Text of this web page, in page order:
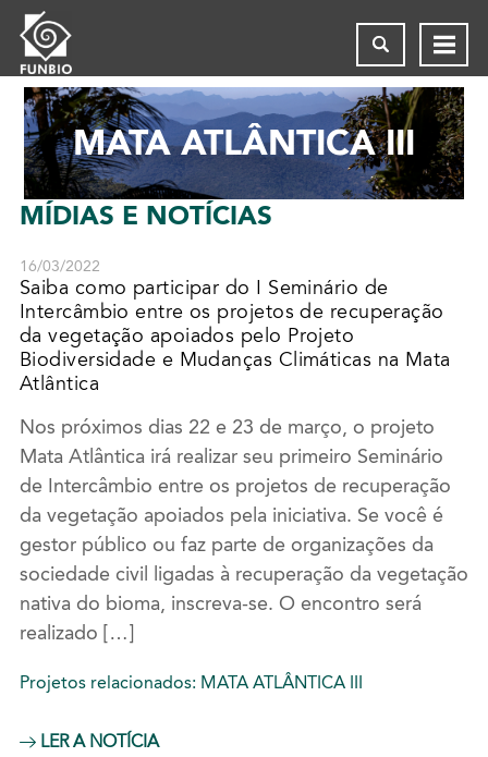
MATA ATLÂNTICA III
MÍDIAS E NOTÍCIAS
16/03/2022
Saiba como participar do I Seminário de
Intercâmbio entre os projetos de recuperação
da vegetação apoiados pelo Projeto
Biodiversidade e Mudanças Climáticas na Mata
Atlântica
Nos próximos dias 22 e 23 de março, o projeto
Mata Atlântica irá realizar seu primeiro Seminário
de Intercâmbio entre os projetos de recuperação
da vegetação apoiados pela iniciativa. Se você é
gestor público ou faz parte de organizações da
sociedade civil ligadas à recuperação da vegetação
nativa do bioma, inscreva-se. O encontro será
realizado […]
Projetos relacionados: MATA ATLÂNTICA III
LER A NOTÍCIA